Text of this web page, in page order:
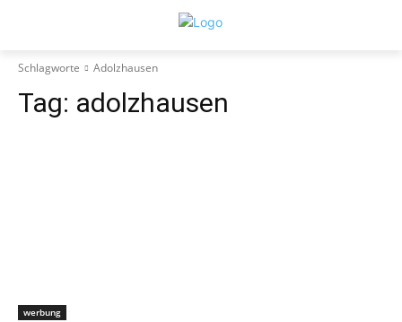
Schlagworte Adolzhausen
Tag: adolzhausen
werbung